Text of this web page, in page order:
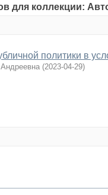
для коллекции:
политики в
(2023-04-29)